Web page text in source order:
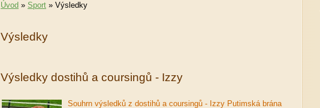
Úvod » Sport » Výsledky
Výsledky
Výsledky dostihů a coursingů - Izzy
Souhrn výsledků z dostihů a coursingů - Izzy Putimská brána